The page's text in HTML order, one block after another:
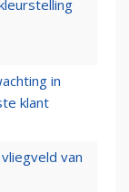
in
klant
van